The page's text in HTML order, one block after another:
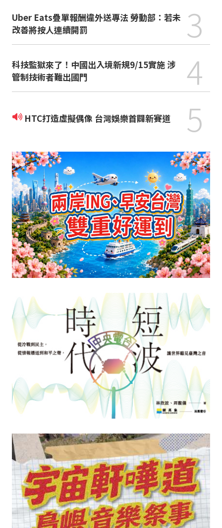
Uber Eats疊單報酬違外送專法 勞動部：若未
改善將按人連續開罰
3
科技監獄來了！中國出入境新規9/15實施 涉
管制技術者難出國門
4
HTC打造虛擬偶像 台灣娛樂首闢新賽道 5